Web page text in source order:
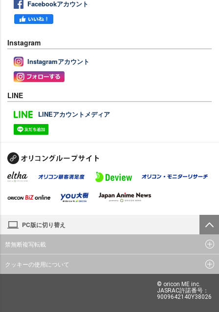
Facebookアカウント
Instagram
Instagramアカウント
LINE
LINEアカウントメディア
PC版に切り替え
禁無断複写転載
クッキーの使用について
© oricon ME inc.
JASRAC許諾番号：
9009642140Y38026